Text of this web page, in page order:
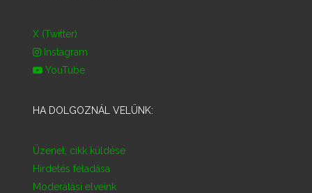
X (Twitter)
Instagram
YouTube
HA DOLGOZNÁL VELÜNK:
Üzenet, cikk küldése
Hirdetés feladása
Moderálási elveink